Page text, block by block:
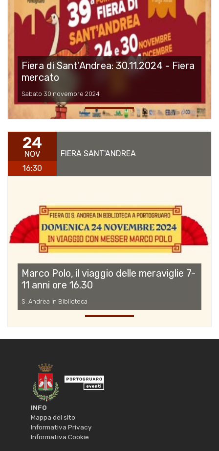
Fiera di Sant'Andrea: 30.11.2024 - Fiera
mercato
Sabato 30 novembre 2024
24
NOV
16:30
FIERA SANT'ANDREA
Marco Polo, il viaggio delle meraviglie 7-
11 anni ore 16.30
S. Andrea in Biblioteca
INFO
Mappa del sito
Informativa Privacy
Informativa Cookie